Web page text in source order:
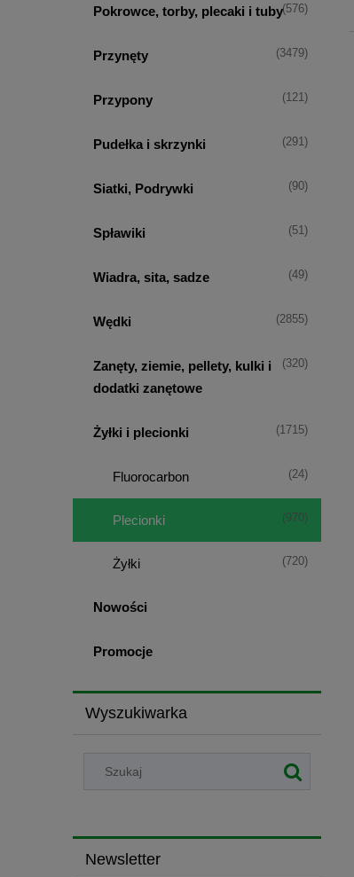
Pokrowce, torby, plecaki i tuby(576)
Przynęty (3479)
Przypony (121)
Pudełka i skrzynki (291)
Siatki, Podrywki (90)
Spławiki (51)
Wiadra, sita, sadze (49)
Wędki (2855)
Zanęty, ziemie, pellety, kulki i
dodatki zanętowe
(320)
Żyłki i plecionki (1715)
Fluorocarbon (24)
Plecionki (970)
Żyłki (720)
Nowości
Promocje
Wyszukiwarka
Newsletter